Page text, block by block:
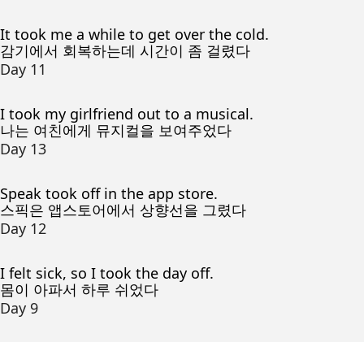
It took me a while to get over the cold.
감기에서 회복하는데 시간이 좀 걸렸다
Day 11
I took my girlfriend out to a musical.
나는 여친에게 뮤지컬을 보여주었다
Day 13
Speak took off in the app store.
스픽은 앱스토어에서 상향선을 그렸다
Day 12
I felt sick, so I took the day off.
몸이 아파서 하루 쉬었다
Day 9